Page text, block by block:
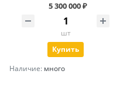
5 300 000 ₽
шт
Купить
Наличие: много